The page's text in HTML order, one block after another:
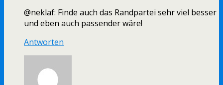
@neklaf: Finde auch das Randpartei sehr viel besser
und eben auch passender wäre!
Antworten